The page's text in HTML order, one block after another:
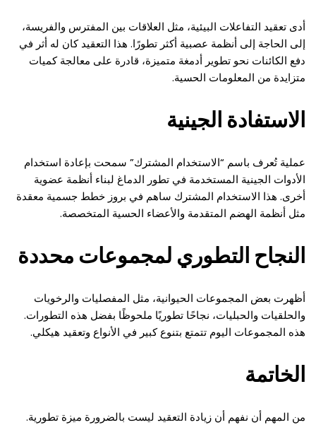
أدى تعقيد التفاعلات البيئية، مثل العلاقات بين المفترس والفريسة،
إلى الحاجة إلى أنظمة عصبية أكثر تطورًا. هذا التعقيد كان له أثر في
دفع الكائنات نحو تطوير أدمغة متميزة، قادرة على معالجة كميات
متزايدة من المعلومات الحسية.
الاستفادة الجينية
عملية تُعرف باسم “الاستخدام المشترك” سمحت بإعادة استخدام
الأدوات الجينية المستخدمة في تطور الدماغ لبناء أنظمة عضوية
أخرى. هذا الاستخدام المشترك ساهم في بروز خطط جسمية معقدة
مثل أنظمة الهضم المتقدمة والأعضاء الحسية المتخصصة.
النجاح التطوري لمجموعات محددة
أظهرت بعض المجموعات الحيوانية، مثل المفصليات والرخويات
والحلقيات والحبليات، نجاحًا تطوريًا ملحوظًا بفضل هذه التطورات.
هذه المجموعات اليوم تتمتع بتنوع كبير في الأنواع وتعقيد هيكلي.
الخاتمة
من المهم أن نفهم أن زيادة التعقيد ليست بالضرورة ميزة تطورية.